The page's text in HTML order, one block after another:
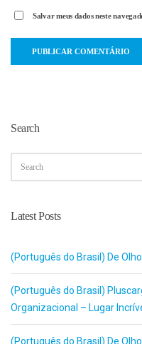
Salvar meus dados neste
Search
Latest Posts
(Português do Brasil) De
(Português do Brasil)
Organizacional – Lugar
(Português do Brasil) De